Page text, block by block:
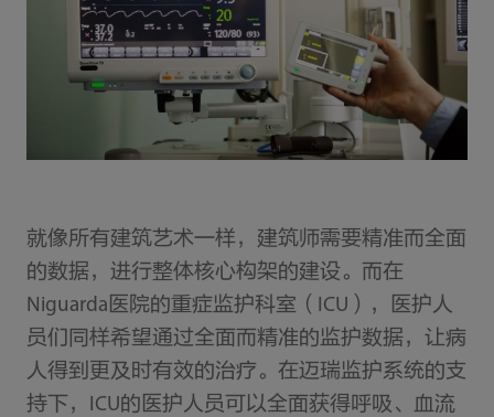
就像所有建筑艺术一样，建筑师需要精准而全面
的数据，进行整体核心构架的建设。而在
Niguarda医院的重症监护科室（ICU），医护人
员们同样希望通过全面而精准的监护数据，让病
人得到更及时有效的治疗。在迈瑞监护系统的支
持下，ICU的医护人员可以全面获得呼吸、血流